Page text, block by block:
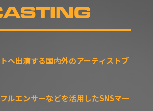
へ出演する国内外のアーティストブ
ルエンサーなどを活用したSNSマー